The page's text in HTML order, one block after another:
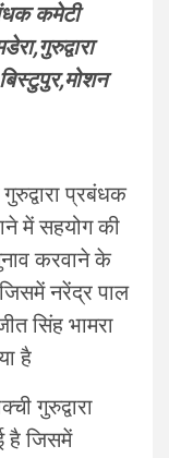
कमेटी
प्रबंधक
में सहयोग की
करवाने के
नरेंद्र पाल
सिंह भामरा
है
गुरुद्वारा
है जिसमें